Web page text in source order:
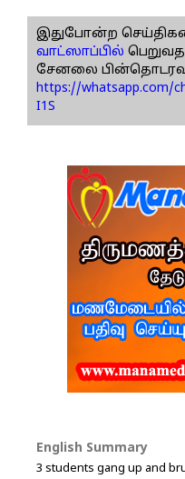
இதுபோன்ற
வாட்ஸாப்பில்
சேனலை
https://whatsapp.com/
I1S
English Summary
3 students gang up and